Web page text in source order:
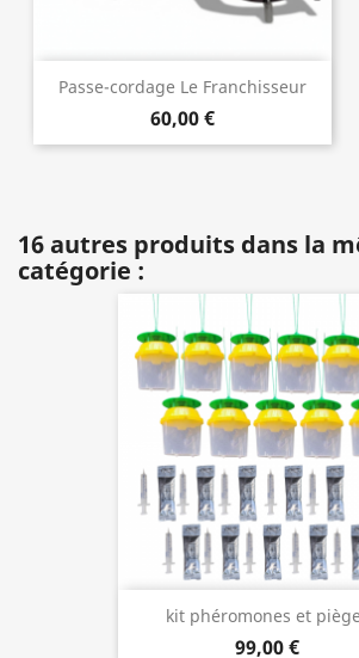
Passe-cordage Le Franchisseur
60,00 €
16 autres produits dans la
catégorie :
kit phéromones et
99,00 €